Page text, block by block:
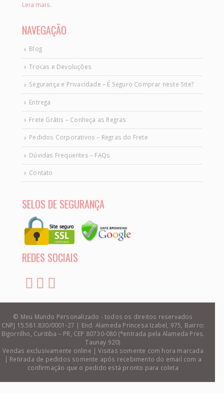
Leia mais.
NAVEGAÇÃO
Blog
Trocas e Devoluções
Segurança e Privacidade – É Seguro Comprar neste Site?
Entrega
Frete Grátis – Conheça as Regras
Pedidos Corporativos – Regras do Frete
Dúvidas Frequentes – FAQs
Contato
SELOS DE SEGURANÇA
REDES SOCIAIS
© Meu Mundo Personalizado - todos os direitos reservados
CNPJ 15.581.830/0001-27 | End. Alameda Princesa Izabel, 975, Bairro:
Bigorrilho, Curitiba – PR, CEP 80730-080 (*entrada pela Alameda Pres.
Taunay 920)
Vendas exclusivamente online | Visitas somente com hora marcada
| Retirada de pedidos somente após recebimento do email com a
confirmação que o pedido está pronto para coleta